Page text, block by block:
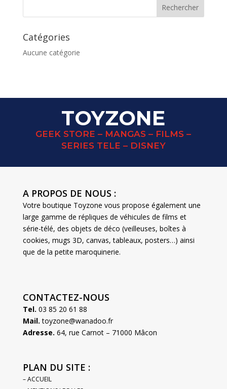
Catégories
Aucune catégorie
TOYZONE
GEEK STORE – MANGAS – FILMS –
SERIES TELE – DISNEY
A PROPOS DE NOUS :
Votre boutique Toyzone vous propose également une
large gamme de répliques de véhicules de films et
série-télé, des objets de déco (veilleuses, boîtes à
cookies, mugs 3D, canvas, tableaux, posters…) ainsi
que de la petite maroquinerie.
CONTACTEZ-NOUS
Tel. 03 85 20 61 88
Mail. toyzone@wanadoo.fr
Adresse. 64, rue Carnot – 71000 Mâcon
PLAN DU SITE :
– ACCUEIL